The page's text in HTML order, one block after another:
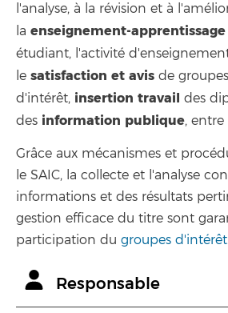
l'analyse, à la révision et à
la enseignement-apprentissage
étudiant, l'activité
le satisfaction et avis de groupes
d'intérêt, insertion travail des
des information publique, entre
Grâce aux mécanismes et
le SAIC, la collecte et l'analyse
informations et des résultats
gestion efficace du titre sont
participation du groupes d'intérêt
Responsable